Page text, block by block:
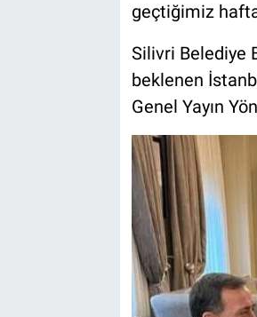
geçtiğimiz
Silivri Belediye
beklenen
Genel Yayın